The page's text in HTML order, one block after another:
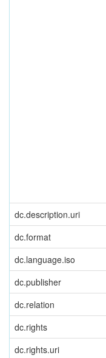
dc.description.uri
dc.format
dc.language.iso
dc.publisher
dc.relation
dc.rights
dc.rights.uri